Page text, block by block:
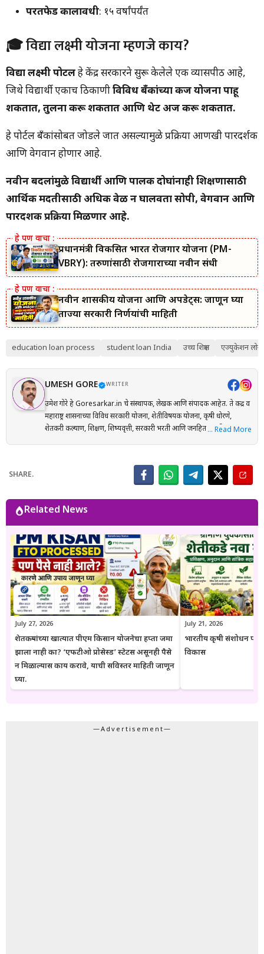
परतफेड कालावधी: १५ वर्षांपर्यंत
🎓 विद्या लक्ष्मी योजना म्हणजे काय?
विद्या लक्ष्मी पोर्टलहे केंद्र सरकारने सुरू केलेले एक व्यासपीठ आहे,
जिथे विद्यार्थी एकाच ठिकाणीविविध बँकांच्या कर्ज योजना पाहू
शकतात, तुलना करू शकतात आणि थेट अर्ज करू शकतात.
हे पोर्टल बँकांसोबत जोडले जात असल्यामुळे प्रक्रिया आणखी पारदर्शक
आणि वेगवान होणार आहे.
नवीन बदलांमुळे विद्यार्थी आणि पालक दोघांनाही शिक्षणासाठी
आर्थिक मदतीसाठी अधिक वेळ न घालवता सोपी, वेगवान आणि
पारदर्शक प्रक्रिया मिळणार आहे.
प्रधानमंत्री विकसित भारत रोजगार योजना (PM-
VBRY): तरुणांसाठी रोजगाराच्या नवीन संधी
नवीन शासकीय योजना आणि अपडेट्स: जाणून घ्या
ताज्या सरकारी निर्णयांची माहिती
education loan process student loan India उच्च शिक्षण एज्युकेशन लोन
UMESH GORE WRITER
उमेश गोरे हे Goresarkar.in चे संस्थापक, लेखक आणि संपादक आहेत. ते केंद्र व
महाराष्ट्र शासनाच्या विविध सरकारी योजना, शेतीविषयक योजना, कृषी धोरणे,
शेतकरी कल्याण, शिक्षण, शिष्यवृत्ती, सरकारी भरती आणि जनहिताच्या विषयांवर
आणि संबंधित अधिकृत स्रोतांचा संदर्भ घेऊन माहितीची पडताळणी केली जाते.
वाचकांना अर्ज प्रक्रिया, पात्रता, आवश्यक कागदपत्रे, लाभ, अंतिम मुदत आणि
युवक आणि सर्वसामान्य नागरिकांपर्यंत विश्वासार्ह, अद्ययावत आणि उपयुक्त माहिती
पोहोचवणे हा आहे. प्रकाशित माहिती वेळोवेळी अद्ययावत ठेवण्याचा प्रयत्न केला
जातो. अधिकृत निर्णयामध्ये बदल झाल्यास संबंधित लेख देखील अद्ययावत करण्यात
येतात. या संकेतस्थळावरील माहिती ही केवळ जनजागृती आणि मार्गदर्शनाच्या
उद्देशाने प्रकाशित केली जाते. कोणत्याही सरकारी योजनेसाठी अर्ज करण्यापूर्वी
संबंधित विभागाच्या अधिकृत संकेतस्थळावरील माहिती, नियम आणि अटींची
पडताळणी करण्याचा सल्ला दिला जातो.
… Read More
SHARE.
Related News
July 27, 2026
शेतकऱ्यांच्या खात्यात पीएम किसान योजनेचा हप्ता जमा
झाला नाही का? ‘एफटीओ प्रोसेस्ड’ स्टेटस असूनही पैसे
न मिळाल्यास काय करावे, याची सविस्तर माहिती जाणून
घ्या.
July 21, 2026
भारतीय कृषी संशोधन
विकास
—Advertisement—